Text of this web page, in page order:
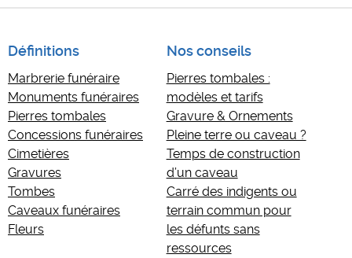
Définitions
Marbrerie funéraire
Monuments funéraires
Pierres tombales
Concessions funéraires
Cimetières
Gravures
Tombes
Caveaux funéraires
Fleurs
Nos conseils
Pierres tombales :
modèles et tarifs
Gravure & Ornements
Pleine terre ou caveau ?
Temps de construction
d’un caveau
Carré des indigents ou
terrain commun pour
les défunts sans
ressources